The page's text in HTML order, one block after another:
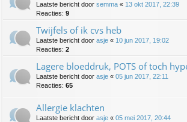
Laatste bericht door semma « 13 okt 2017, 22:39
Reacties: 9
Twijfels of ik cvs heb
Laatste bericht door asje « 10 jun 2017, 19:02
Reacties: 2
Lagere bloeddruk, POTS of toch
Laatste bericht door asje « 05 jun 2017, 22:11
Reacties: 65
Allergie klachten
Laatste bericht door asje « 05 mei 2017, 20:44